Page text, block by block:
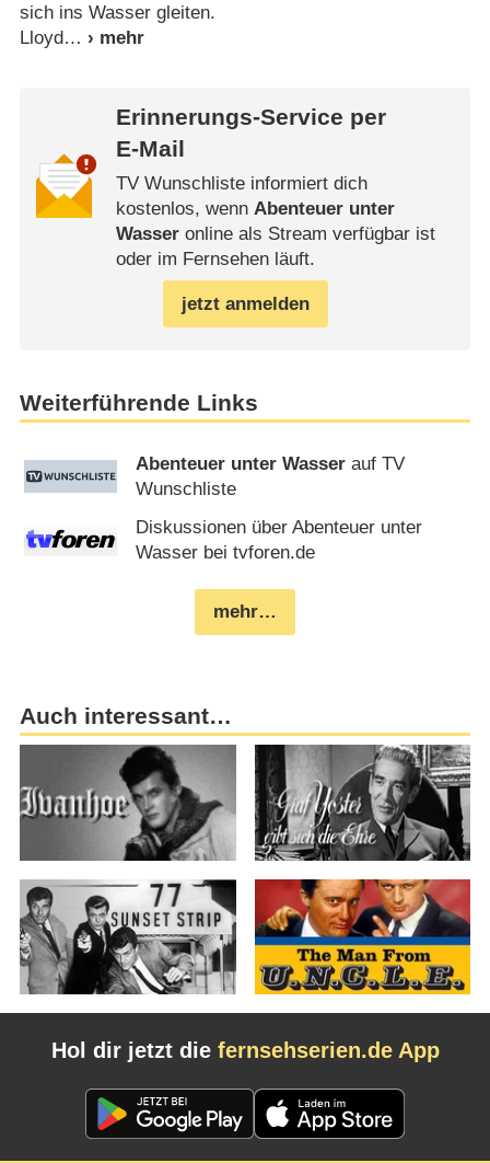
sich ins Wasser gleiten.
Lloyd
Erinnerungs-Service per
E-Mail
TV Wunschliste informiert dich
kostenlos, wenn Abenteuer unter
Wasseronline als Stream verfügbar ist
oder im Fernsehen läuft.
jetzt anmelden
Weiterführende Links
Abenteuer unter Wasser auf TV
Wunschliste
Diskussionen über Abenteuer unter
Wasser bei tvforen.de
mehr…
Auch interessant…
Hol dir jetzt die fernsehserien.de App